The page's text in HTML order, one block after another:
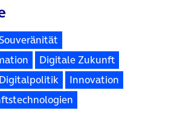
Digitale Zukunft
Digitalpolitik
Innovation